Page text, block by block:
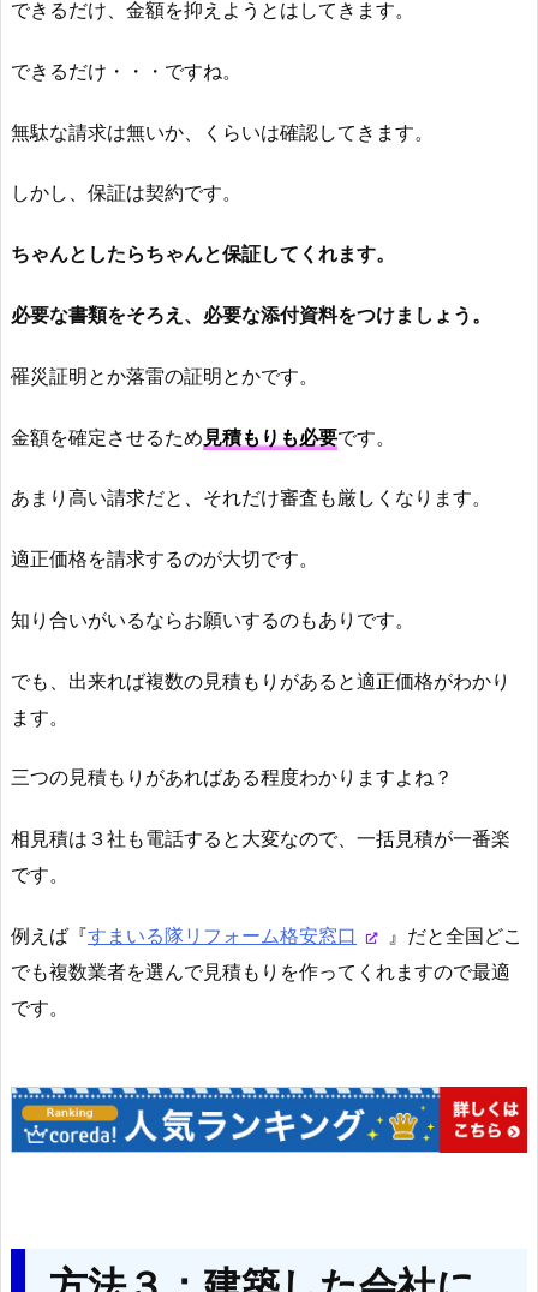
できるだけ、金額を抑えようとはしてきます。
できるだけ・・・ですね。
無駄な請求は無いか、くらいは確認してきます。
しかし、保証は契約です。
ちゃんとしたらちゃんと保証してくれます。
必要な書類をそろえ、必要な添付資料をつけましょう。
罹災証明とか落雷の証明とかです。
金額を確定させるため見積もりも必要です。
あまり高い請求だと、それだけ審査も厳しくなります。
適正価格を請求するのが大切です。
知り合いがいるならお願いするのもありです。
でも、出来れば複数の見積もりがあると適正価格がわかり
ます。
三つの見積もりがあればある程度わかりますよね？
相見積は３社も電話すると大変なので、一括見積が一番楽
です。
例えば『すまいる隊リフォーム格安窓口
』だと全国どこ
でも複数業者を選んで見積もりを作ってくれますので最適
です。